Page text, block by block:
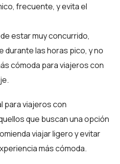
frecuente, y evita el
estar muy concurrido,
durante las horas pico, y no
cómoda para viajeros con
para viajeros con
que buscan una opción
viajar ligero y evitar
más cómoda.